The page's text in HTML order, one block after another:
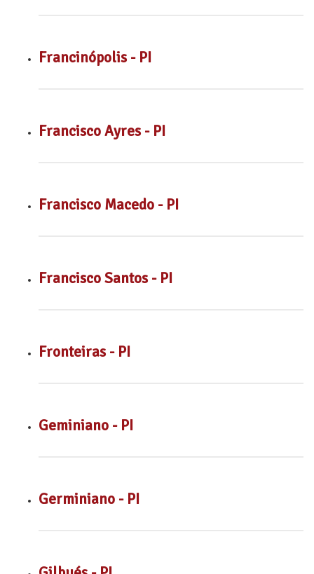
Francinópolis - PI
Francisco Ayres - PI
Francisco Macedo - PI
Francisco Santos - PI
Fronteiras - PI
Geminiano - PI
Germiniano - PI